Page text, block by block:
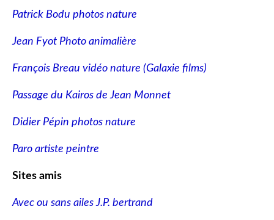
Patrick Bodu photos nature
Jean Fyot Photo animalière
François Breau vidéo nature (Galaxie films)
Passage du Kairos de Jean Monnet
Didier Pépin photos nature
Paro artiste peintre
Sites amis
Avec ou sans ailes J.P. bertrand